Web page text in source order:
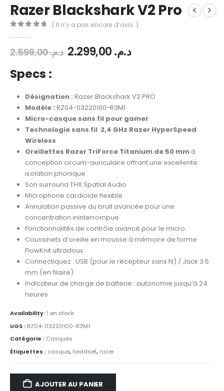
Razer Blackshark V2 Pro
( Il n’y a pas encore d’avis. )
د.م.2.599,00 د.م.
Specs :
Désignation : Razer Blackshark V2 PRO
Modèle : RZ04-03220100-R3M1
Micro-casque sans fil pour gamer
Technologie sans fil 2,4 GHz Razer HyperSpeed
Wireless
Oreillettes Razer TriForce Titanium de 50 mmà
conception circum-auriculaire offrant une excellente
isolation phonique
Son surround THX Spatial Audio
Microphone cardioïde flexible
Annulation passive du bruit avancée pour une
concentration ininterrompue
Fonctionnalités de contrôle avancé pour le micro
Coussinets d’oreille en mousse à mémoire de forme
FlowKnit ultradoux
Connectiquez : USB (pour le récepteur sans fil) / Jack 3.5
mm (en filaire)
Indicateur de charge de batterie : autonomie jusqu’à 24
heures
Availability: 1 en stock
UGS : RZ04-03220100-R3M1
Catégorie : Casques
Étiquettes : casque, headset, razer
AJOUTER AU PANIER